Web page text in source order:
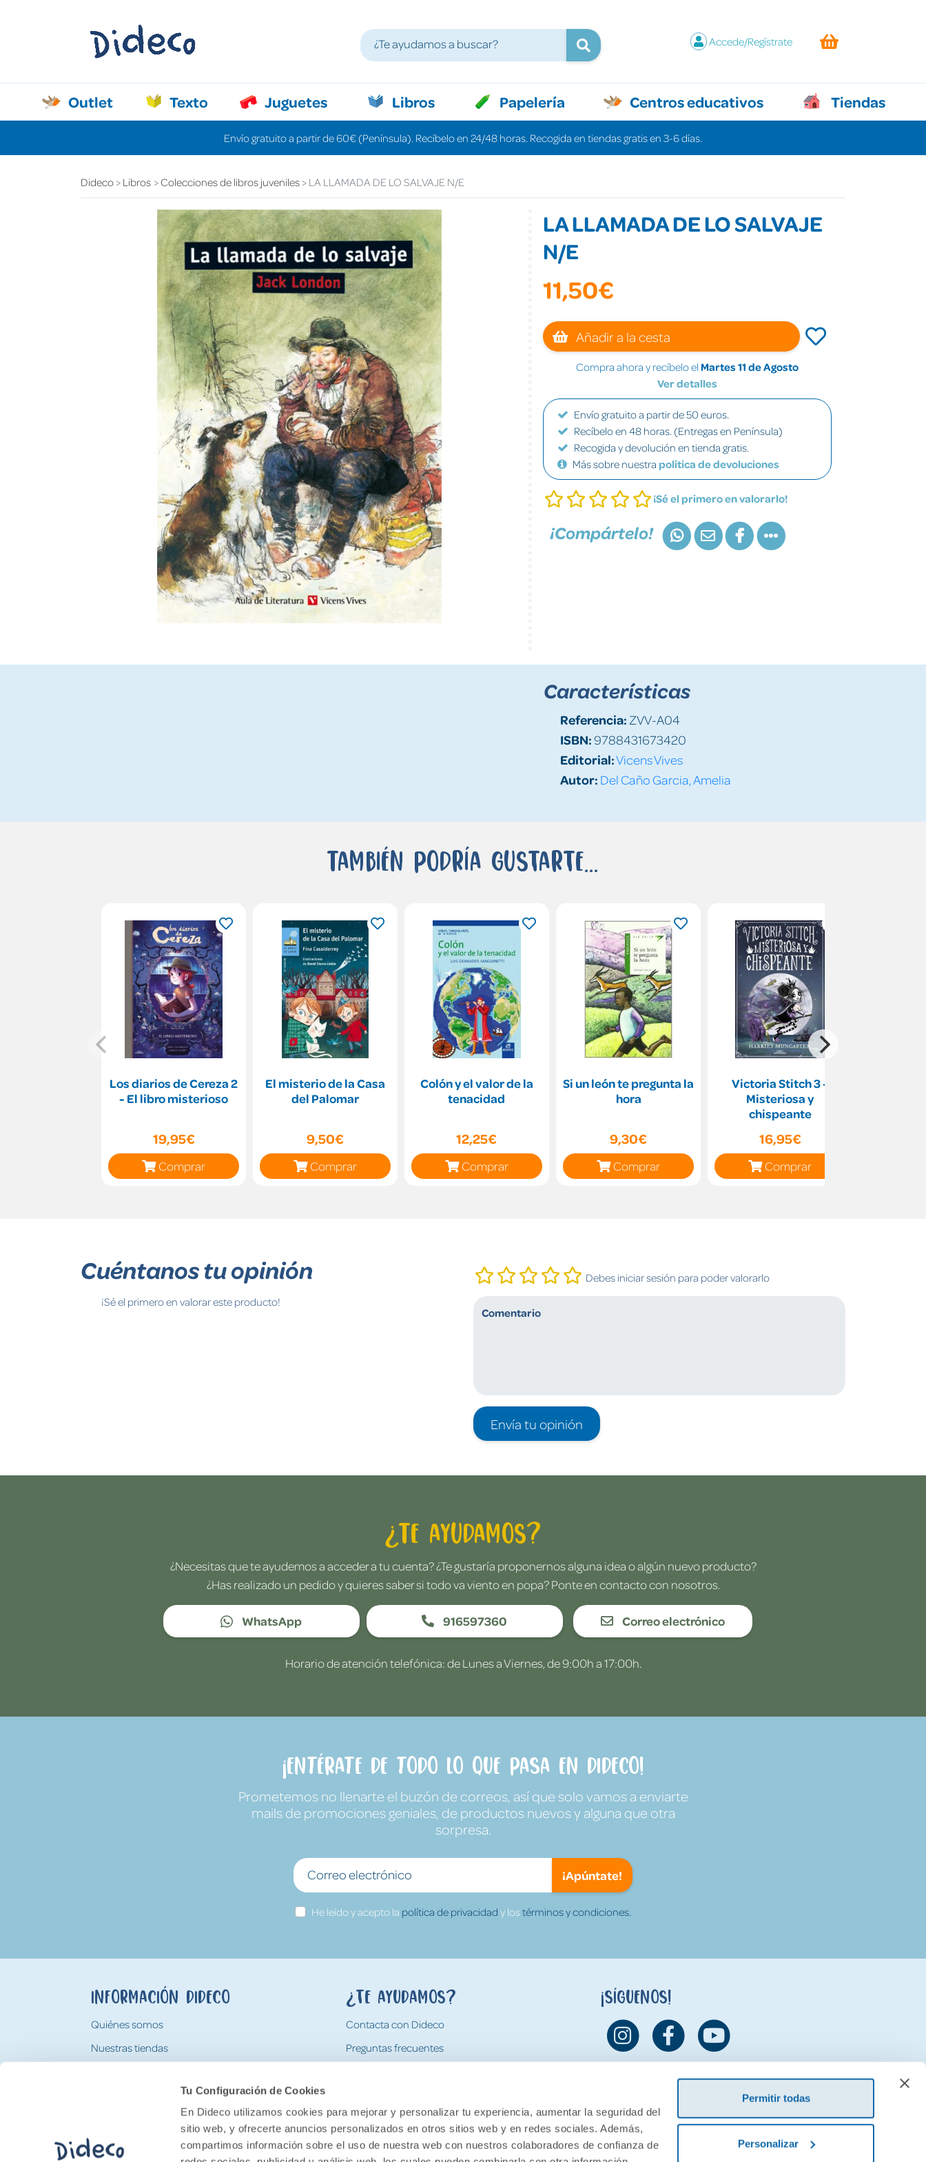
Tu Configuración de Cookies
En Dideco utilizamos cookies para mejorar y personalizar tu experiencia, aumentar la seguridad del
sitio web, y ofrecerte anuncios personalizados en otros sitios web y en redes sociales. Además,
compartimos información sobre el uso de nuestra web con nuestros colaboradores de confianza de
Permitir todas
Personalizar
Accede/Regístrate
Outlet Texto Juguetes Libros Papelería Centros educativos Tiendas
Envío gratuito a partir de 60€ (Península). Recíbelo en 24/48 horas. Recogida en tiendas gratis en 3-6 días.
Dideco Libros Colecciones de libros juveniles LA LLAMADA DE LO SALVAJE N/E
LA LLAMADA DE LO SALVAJE
N/E
11,50€
Añadir a la cesta
Compra ahora y recíbelo el Martes 11 de Agosto
Ver detalles
Envío gratuito a partir de 50 euros.
Recíbelo en 48 horas. (Entregas en Península)
Recogida y devolución en tienda gratis.
Más sobre nuestra política de devoluciones
¡Sé el primero en valorarlo!
¡Compártelo!
Características
Referencia: ZVV-A04
ISBN:9788431673420
Editorial:Vicens Vives
Autor: Del Caño Garcia, Amelia
También podría gustarte...
Los diarios de Cereza 2
- El libro misterioso
19,95€
Comprar
El misterio de la Casa
del Palomar
9,50€
Comprar
Colón y el valor de la
tenacidad
12,25€
Comprar
Si un león te pregunta la
hora
9,30€
Comprar
Victoria Stitch 3 -
Misteriosa y
chispeante
16,95€
Comprar
Cuéntanos tu opinión
¡Sé el primero en valorar este producto!
Debes iniciar sesión para poder valorarlo
Envía tu opinión
¿Te ayudamos?
¿Necesitas que te ayudemos a acceder a tu cuenta? ¿Te gustaría proponernos alguna idea o algún nuevo producto?
¿Has realizado un pedido y quieres saber si todo va viento en popa? Ponte en contacto con nosotros.
WhatsApp 916597360 Correo electrónico
Horario de atención telefónica: de Lunes a Viernes, de 9:00h a 17:00h.
¡Entérate de todo lo que pasa en Dideco!
Prometemos no llenarte el buzón de correos, así que solo vamos a enviarte
mails de promociones geniales, de productos nuevos y alguna que otra
sorpresa.
¡Apúntate!
He leído y acepto la política de privacidad y lostérminos y condiciones.
Información Dideco
Quiénes somos
Nuestras tiendas
Tarjeta Regalo Dideco
¿Te ayudamos?
Contacta con Dideco
Preguntas frecuentes
Devoluciones
¡Síguenos!